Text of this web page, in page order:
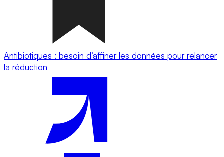
Antibiotiques : besoin d’affiner les données pour relancer
la réduction